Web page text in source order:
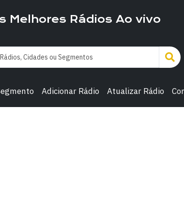
Melhores Rádios Ao vivo
Adicionar Rádio Atualizar Rádio